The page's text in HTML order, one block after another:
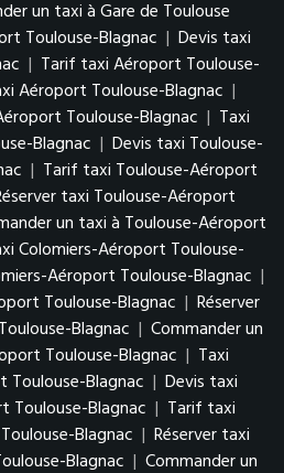
un taxi à Gare de Toulouse
Toulouse-Blagnac | Devis taxi
| Tarif taxi Aéroport Toulouse-
Aéroport Toulouse-Blagnac |
Toulouse-Blagnac | Taxi
Blagnac | Devis taxi Toulouse-
| Tarif taxi Toulouse-Aéroport
taxi Toulouse-Aéroport
un taxi à Toulouse-Aéroport
Colomiers-Aéroport Toulouse-
Aéroport Toulouse-Blagnac |
Toulouse-Blagnac | Réserver
Blagnac | Commander un
Toulouse-Blagnac | Taxi
Toulouse-Blagnac | Devis taxi
Toulouse-Blagnac | Tarif taxi
Blagnac | Réserver taxi
Blagnac | Commander un